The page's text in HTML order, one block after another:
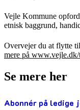
Vejle Kommune
etnisk baggrund,
Overvejer du at flytte
mere på
Se mere her
Abonnér på ledige